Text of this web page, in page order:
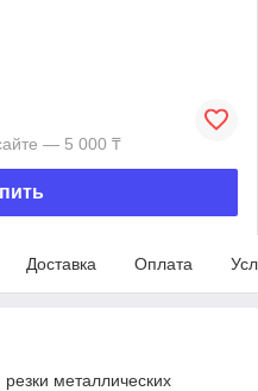
— 5 000 ₸
Доставка Оплата
металлических